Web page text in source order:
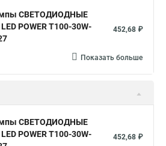
СВЕТОДИОДНЫЕ
LED POWER T100-30W-
452,68 ₽
Показать больше
СВЕТОДИОДНЫЕ
LED POWER T100-30W-
452,68 ₽